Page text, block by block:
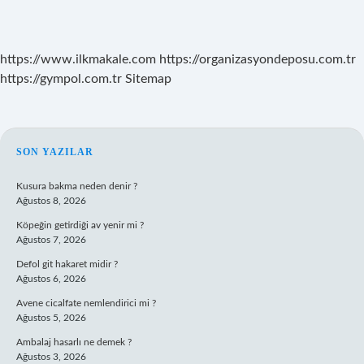
https://www.ilkmakale.com https://organizasyondeposu.com.tr
https://gympol.com.tr Sitemap
SIDEBAR
SON YAZILAR
Kusura bakma neden denir ?
Ağustos 8, 2026
Köpeğin getirdiği av yenir mi ?
Ağustos 7, 2026
Defol git hakaret midir ?
Ağustos 6, 2026
Avene cicalfate nemlendirici mi ?
Ağustos 5, 2026
Ambalaj hasarlı ne demek ?
Ağustos 3, 2026